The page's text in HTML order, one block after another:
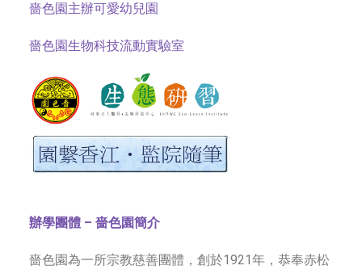
嗇色園主辦可愛幼兒園
嗇色園生物科技流動實驗室
辦學團體 – 嗇色園簡介
嗇色園為一所宗教慈善團體，創於1921年，恭奉赤松